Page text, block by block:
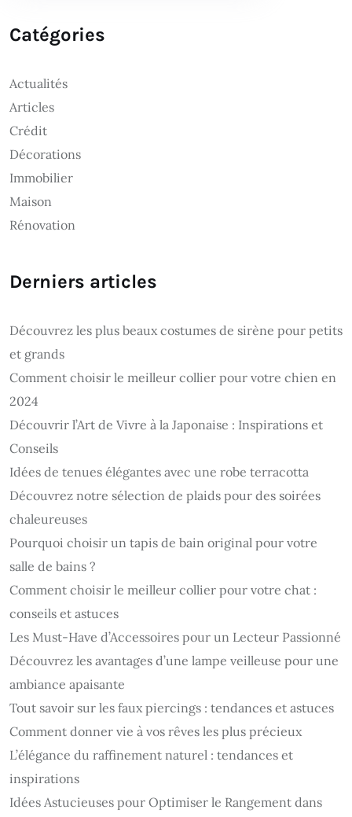
Catégories
Actualités
Articles
Crédit
Décorations
Immobilier
Maison
Rénovation
Derniers articles
Découvrez les plus beaux costumes de sirène pour petits
et grands
Comment choisir le meilleur collier pour votre chien en
2024
Découvrir l’Art de Vivre à la Japonaise : Inspirations et
Conseils
Idées de tenues élégantes avec une robe terracotta
Découvrez notre sélection de plaids pour des soirées
chaleureuses
Pourquoi choisir un tapis de bain original pour votre
salle de bains ?
Comment choisir le meilleur collier pour votre chat :
conseils et astuces
Les Must-Have d’Accessoires pour un Lecteur Passionné
Découvrez les avantages d’une lampe veilleuse pour une
ambiance apaisante
Tout savoir sur les faux piercings : tendances et astuces
Comment donner vie à vos rêves les plus précieux
L’élégance du raffinement naturel : tendances et
inspirations
Idées Astucieuses pour Optimiser le Rangement dans